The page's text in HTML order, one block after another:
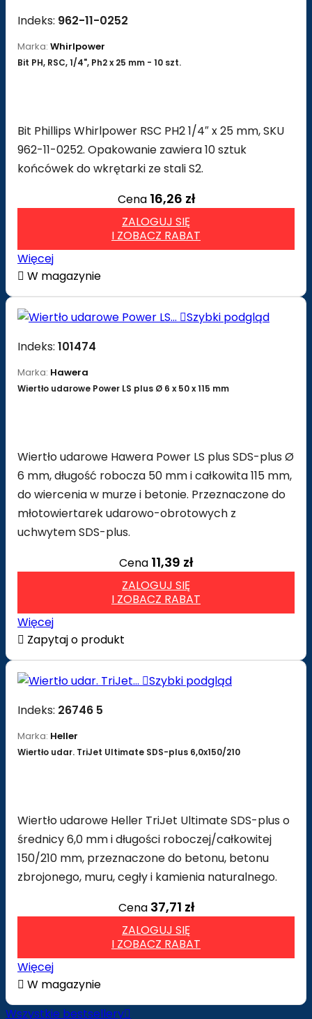
Indeks: 962-11-0252
Marka: Whirlpower
Bit PH, RSC, 1/4", Ph2 x 25 mm - 10 szt.
Bit Phillips Whirlpower RSC PH2 1/4″ x 25 mm, SKU
962-11-0252. Opakowanie zawiera 10 sztuk
końcówek do wkrętarki ze stali S2.
Cena 16,26 zł
ZALOGUJ SIĘ
I ZOBACZ RABAT
Więcej
 W magazynie
Szybki podgląd
Indeks: 101474
Marka: Hawera
Wiertło udarowe Power LS plus Ø 6 x 50 x 115 mm
Wiertło udarowe Hawera Power LS plus SDS-plus Ø
6 mm, długość robocza 50 mm i całkowita 115 mm,
do wiercenia w murze i betonie. Przeznaczone do
młotowiertarek udarowo-obrotowych z
uchwytem SDS-plus.
Cena 11,39 zł
ZALOGUJ SIĘ
I ZOBACZ RABAT
Więcej
 Zapytaj o produkt
Szybki podgląd
Indeks: 26746 5
Marka: Heller
Wiertło udar. TriJet Ultimate SDS-plus 6,0x150/210
Wiertło udarowe Heller TriJet Ultimate SDS-plus o
średnicy 6,0 mm i długości roboczej/całkowitej
150/210 mm, przeznaczone do betonu, betonu
zbrojonego, muru, cegły i kamienia naturalnego.
Cena 37,71 zł
ZALOGUJ SIĘ
I ZOBACZ RABAT
Więcej
 W magazynie
Wszystkie bestsellery